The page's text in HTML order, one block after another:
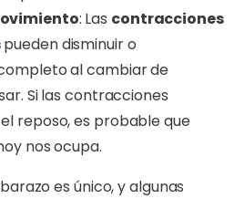
: Las contracciones
pueden disminuir o
al cambiar de
Si las contracciones
reposo, es probable que
nos ocupa.
es único, y algunas